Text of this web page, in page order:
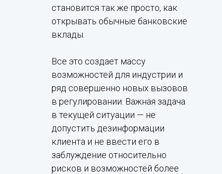
становится так же просто, как
открывать обычные банковские
вклады.
Все это создает массу
возможностей для индустрии и
ряд совершенно новых вызовов
в регулировании. Важная задача
в текущей ситуации — не
допустить дезинформации
клиента и не ввести его в
заблуждение относительно
рисков и возможностей более